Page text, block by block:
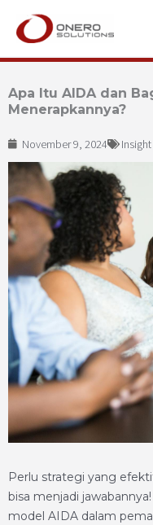
Lewati
Apa Itu AIDA dan
Menerapkannya?
November 9, 2024 Insight
Perlu strategi yang
bisa menjadi
model AIDA dalam